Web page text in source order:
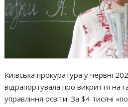
Київська прокуратура у червні
відрапортувала про викриття на
управління освіти. За $4 тисячі